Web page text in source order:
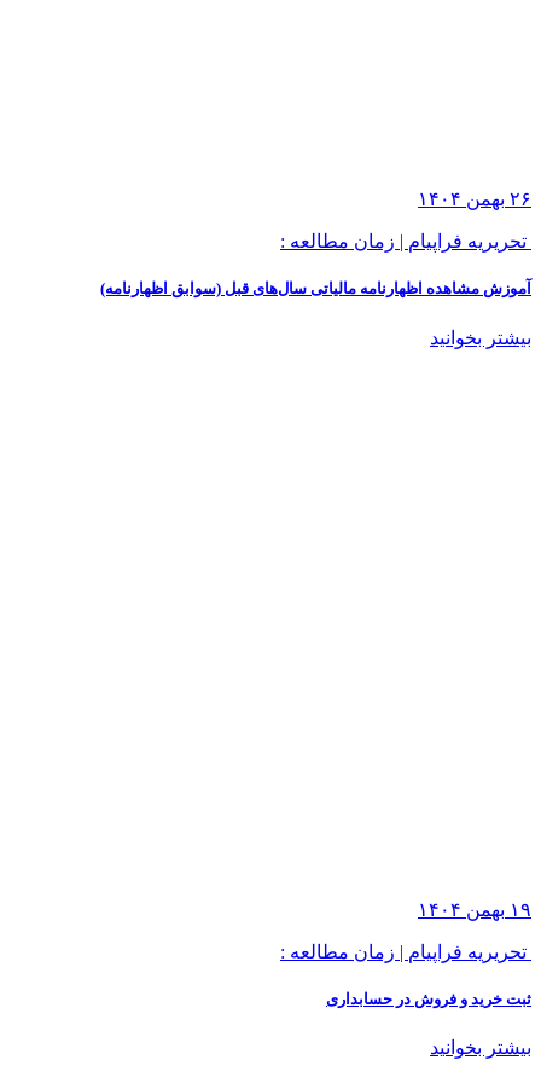
۲۶ بهمن ۱۴۰۴
تحریریه فراپیام | زمان مطالعه :
آموزش مشاهده اظهارنامه مالیاتی سال‌های قبل (سوابق اظهارنامه)
بیشتر بخوانید
۱۹ بهمن ۱۴۰۴
تحریریه فراپیام | زمان مطالعه :
ثبت خرید و فروش در حسابداری
بیشتر بخوانید